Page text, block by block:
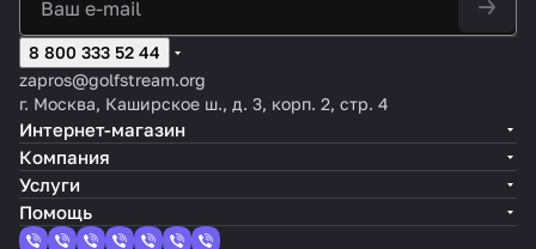
8 800 333 52 44
zapros@golfstream.org
г. Москва, Каширское ш., д. 3, корп. 2, стр. 4
Интернет-магазин
Компания
Услуги
Помощь